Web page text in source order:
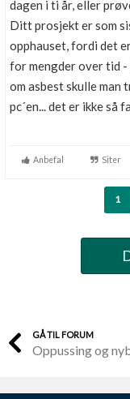
dagen i ti år, eller
Ditt prosjekt er som
opphauset, fordi det
for mengder over tid
om asbest skulle man
pc´en... det er ikke så
Anbefal Siter
1
GÅ TIL FORUM
Oppussing og